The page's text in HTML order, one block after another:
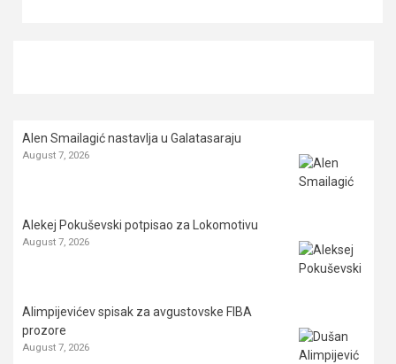
Alen Smailagić nastavlja u Galatasaraju
August 7, 2026
Alekej Pokuševski potpisao za Lokomotivu
August 7, 2026
Alimpijevićev spisak za avgustovske FIBA
prozore
August 7, 2026